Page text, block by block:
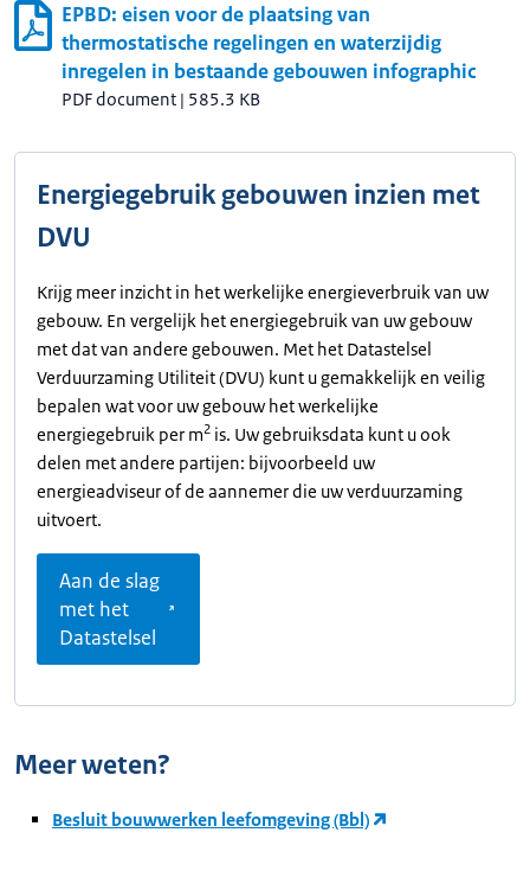
EPBD: eisen voor de plaatsing van
thermostatische regelingen en waterzijdig
inregelen in bestaande gebouwen infographic
PDF document | 585.3 KB
Energiegebruik gebouwen inzien met
DVU
Krijg meer inzicht in het werkelijke energieverbruik van uw
gebouw. En vergelijk het energiegebruik van uw gebouw
met dat van andere gebouwen. Met het Datastelsel
Verduurzaming Utiliteit (DVU) kunt u gemakkelijk en veilig
bepalen wat voor uw gebouw het werkelijke
energiegebruik per m2 is. Uw gebruiksdata kunt u ook
delen met andere partijen: bijvoorbeeld uw
energieadviseur of de aannemer die uw verduurzaming
uitvoert.
Aan de slag
met het
Datastelsel
Meer weten?
Besluit bouwwerken leefomgeving (Bbl)